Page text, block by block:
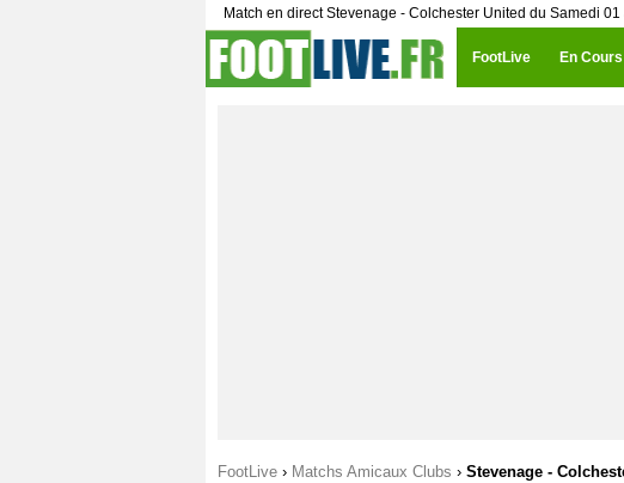
Match en direct Stevenage - Colchester United du Samedi
FootLive En Cours
FootLive › Matchs Amicaux Clubs › Stevenage -